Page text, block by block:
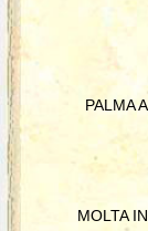
PALMA
MOLTA